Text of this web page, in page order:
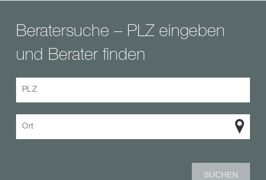
Beratersuche – PLZ eingeben
und Berater finden
PLZ
Ort
SUCHEN